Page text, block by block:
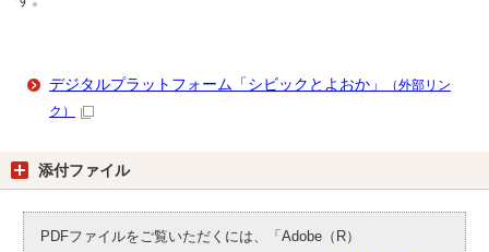
デジタルプラットフォーム「シビックとよおか」
（外部リン
ク）
添付ファイル
PDFファイルをご覧いただくには、「Adobe（R）